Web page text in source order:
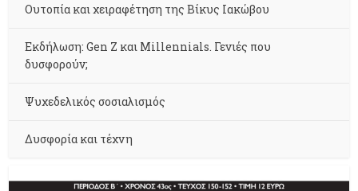
Ουτοπία και χειραφέτηση της Βίκυς Ιακώβου
Εκδήλωση: Gen Z και Millennials. Γενιές που
δυσφορούν;
Ψυχεδελικός σοσιαλισμός
Δυσφορία και τέχνη